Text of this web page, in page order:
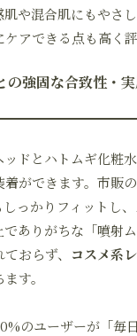
肌や混合肌にもやさ
アできる点も高く評
の強固な合致性・
ドとハトムギ化粧
着ができます。市販
っかりフィットし
ありがちな「噴射ム
おらず、 コスメ系
す。
のユーザーが「毎